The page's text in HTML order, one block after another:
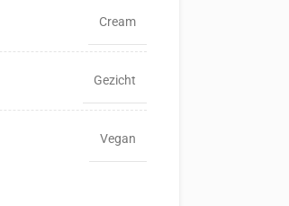
Cream
Gezicht
Vegan